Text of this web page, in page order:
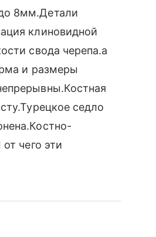
8мм.Детали
клиновидной
свода черепа.а
и размеры
седло
чего эти